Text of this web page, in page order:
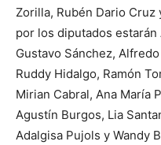
Zorilla, Rubén Dario
por los diputados
Gustavo Sánchez,
Ruddy Hidalgo, Ramón
Mirian Cabral, Ana María
Agustín Burgos, Lia
Adalgisa Pujols y Wandy